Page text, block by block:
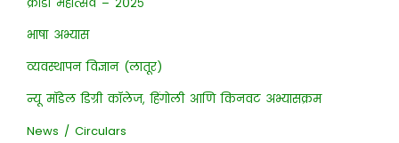
भाषा अभ्यास
व्यवस्थापन विज्ञान (लातूर)
न्यू मॉडेल डिग्री कॉलेज, हिंगोली आणि किनवट अभ्यासक्रम
News / Circulars